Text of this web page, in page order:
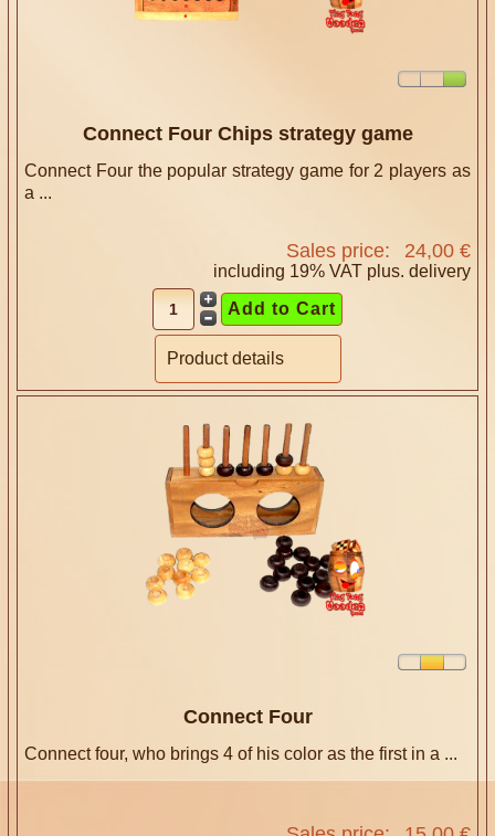
Connect Four Chips strategy game
Connect Four the popular strategy game for 2 players as
a ...
Sales price: 24,00 €
including 19% VAT plus. delivery
Product details
Connect Four
Connect four, who brings 4 of his color as the first in a ...